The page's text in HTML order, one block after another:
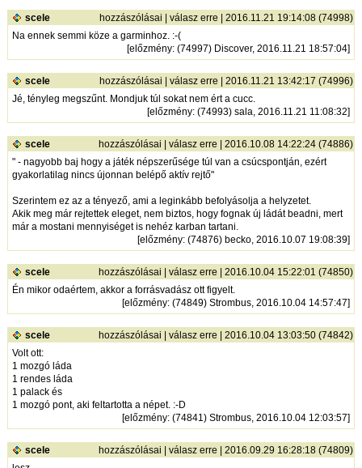
scele hozzászólásai |válasz erre | 2016.11.21 19:14:08 (74998)
Na ennek semmi köze a garminhoz. :-(
[előzmény: (74997) Discover, 2016.11.21 18:57:04]
scele hozzászólásai |válasz erre | 2016.11.21 13:42:17 (74996)
Jé, tényleg megszűnt. Mondjuk túl sokat nem ért a cucc.
[előzmény: (74993) sala, 2016.11.21 11:08:32]
scele hozzászólásai |válasz erre | 2016.10.08 14:22:24 (74886)
" - nagyobb baj hogy a játék népszerűsége túl van a csúcspontján, ezért
gyakorlatilag nincs újonnan belépő aktív rejtő"
Szerintem ez az a tényező, ami a leginkább befolyásolja a helyzetet.
Akik meg már rejtettek eleget, nem biztos, hogy fognak új ládát beadni, mert
már a mostani mennyiséget is nehéz karban tartani.
[előzmény: (74876) becko, 2016.10.07 19:08:39]
scele hozzászólásai |válasz erre | 2016.10.04 15:22:01 (74850)
Én mikor odaértem, akkor a forrásvadász ott figyelt.
[előzmény: (74849) Strombus, 2016.10.04 14:57:47]
scele hozzászólásai |válasz erre | 2016.10.04 13:03:50 (74842)
Volt ott:
1 mozgó láda
1 rendes láda
1 palack és
1 mozgó pont, aki feltartotta a népet. :-D
[előzmény: (74841) Strombus, 2016.10.04 12:03:57]
scele hozzászólásai |válasz erre | 2016.09.29 16:28:18 (74809)